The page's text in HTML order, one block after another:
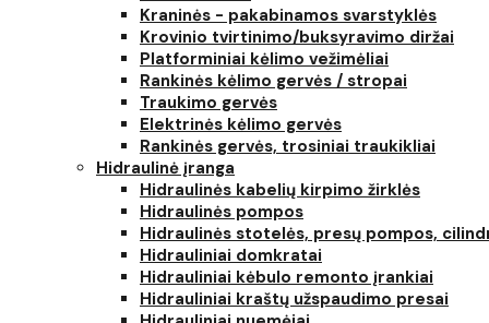
Kraninės - pakabinamos svarstyklės
Krovinio tvirtinimo/buksyravimo diržai
Platforminiai kėlimo vežimėliai
Rankinės kėlimo gervės / stropai
Traukimo gervės
Elektrinės kėlimo gervės
Rankinės gervės, trosiniai traukikliai
Hidraulinė įranga
Hidraulinės kabelių kirpimo žirklės
Hidraulinės pompos
Hidraulinės stotelės, presų pompos,
Hidrauliniai domkratai
Hidrauliniai kėbulo remonto įrankiai
Hidrauliniai kraštų užspaudimo presai